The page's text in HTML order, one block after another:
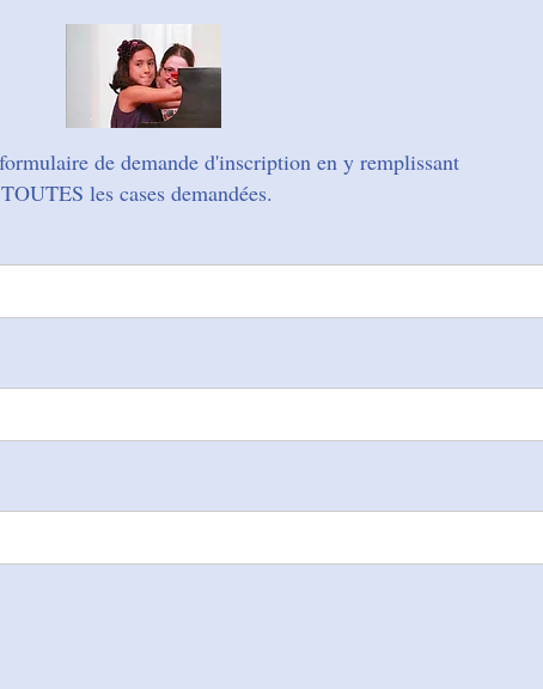
de demande d'inscription en y remplissant
TOUTES les cases demandées.​